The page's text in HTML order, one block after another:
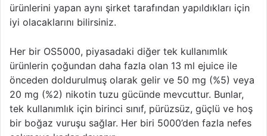
ürünlerini yapan aynı şirket tarafından yapıldıkları için
iyi olacaklarını bilirsiniz.
Her bir OS5000, piyasadaki diğer tek kullanımlık
ürünlerin çoğundan daha fazla olan 13 ml ejuice ile
önceden doldurulmuş olarak gelir ve 50 mg (%5) veya
20 mg (%2) nikotin tuzu gücünde mevcuttur. Bunlar,
tek kullanımlık için birinci sınıf, pürüzsüz, güçlü ve hoş
bir boğaz vuruşu sağlar. Her biri 5000’den fazla nefes